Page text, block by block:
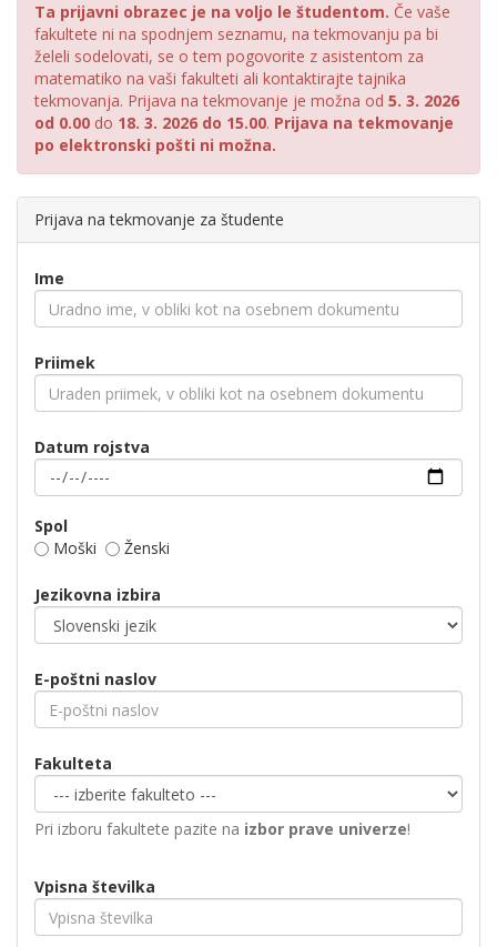
Ta prijavni obrazec je na voljo le študentom. Če vaše
fakultete ni na spodnjem seznamu, na tekmovanju pa bi
želeli sodelovati, se o tem pogovorite z asistentom za
matematiko na vaši fakulteti ali kontaktirajte tajnika
tekmovanja. Prijava na tekmovanje je možna od 5. 3. 2026
od 0.00 do 18. 3. 2026 do 15.00. Prijava na tekmovanje
po elektronski pošti ni možna.
Prijava na tekmovanje za študente
Ime
Priimek
Datum rojstva
Spol
Moški
Ženski
Jezikovna izbira
E-poštni naslov
Fakulteta
Pri izboru fakultete pazite na izbor prave univerze!
Vpisna številka